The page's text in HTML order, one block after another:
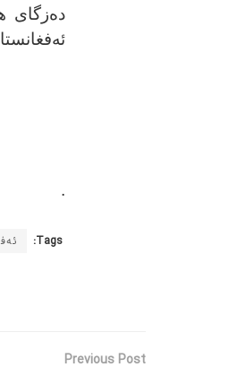
دەزگای
.
Tags:
Previous Post